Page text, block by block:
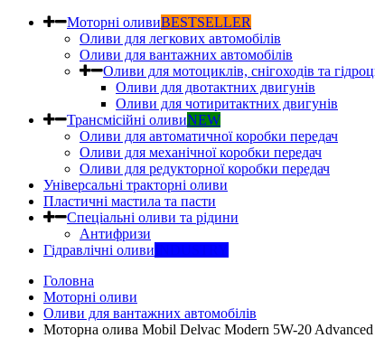
Моторні оливиBESTSELLER
Оливи для легкових автомобілів
Оливи для вантажних автомобілів
Оливи для мотоциклів, снігоходів та
Оливи для двотактних двигунів
Оливи для чотиритактних двигунів
Трансмісійні оливиNEW
Оливи для автоматичної коробки передач
Оливи для механічної коробки передач
Оливи для редукторної коробки передач
Універсальні тракторні оливи
Пластичні мастила та пасти
Спеціальні оливи та рідини
Антифризи
Гідравлічні оливи
Головна
Моторні оливи
Оливи для вантажних автомобілів
Моторна олива Mobil Delvac Modern 5W-20 Advanced